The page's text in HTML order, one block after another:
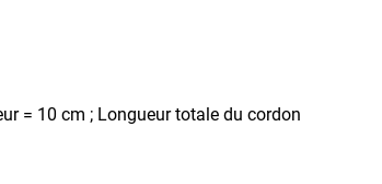
= 10 cm ; Longueur totale du cordon